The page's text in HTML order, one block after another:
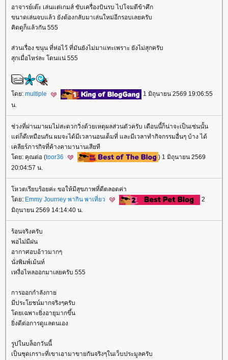
อาจารย์เต๊ะ เล่นแต่เกมส์ ขับเครื่องบินรบ ไปโจมตีข้าศึก
ขนาดเล่นจบแล้ว ยังต้องกลับมาเล่นใหม่อีกรอบเลยครับ
คิดดูก็แล้วกัน 555
ส่วนเรื่อง ขนุน ที่ห่อไว้ ที่มันยังไม่มาแทะเพราะ ยังไม่สุกครับ
สุกเมื่อไหร่ละ โดนแน่ 555
ดย: multiple
1 มิถุนายน 2569 19:06:55
น.
ช่วงที่ผ่านมาผมไม่สะดวกวิ่งด้วยเหตุผลส่วนตัวครับ เดือนนี้ก็น่าจะเป็นเช่นนั้น
ต่ก็ดีเหมือนกัน ผมจะได้มีเวลานอนเต็มที่ และมีเวลาทำกิจกรรมอื่นๆ บ้าง ได้
เคลียร์ภารกิจที่ค้างคามานานเสียที
ดย: คุณต่อ (toor36
) 1 มิถุนายน 2569
20:04:57 น.
หวตเรียบร้อยค่ะ ขอให้มีสุขภาพที่ดีตลอดค่า
ดย: Emmy Journey พากิน พาเที่ยว
2
มิถุนายน 2569 14:14:40 น.
ร้อนจริงครับ
พอไม่มีฝน
อากาศอบอ้าวมากๆ
นั่งพิมพ์เม้นท์
เหงื่อไหลออกมาเลยครับ 555
การออกกำลังกา
มีประโยชน์มากจริงๆครับ
ดยเฉพาะยิ่งอายุมากขึ้น
ิ่งดีต่อการดูแลตนเอง
รูปในบล็อกวันนี้
เป็นชุดเกราะที่เขาเอามาขายกันจริงๆในเว็บประมูลครับ